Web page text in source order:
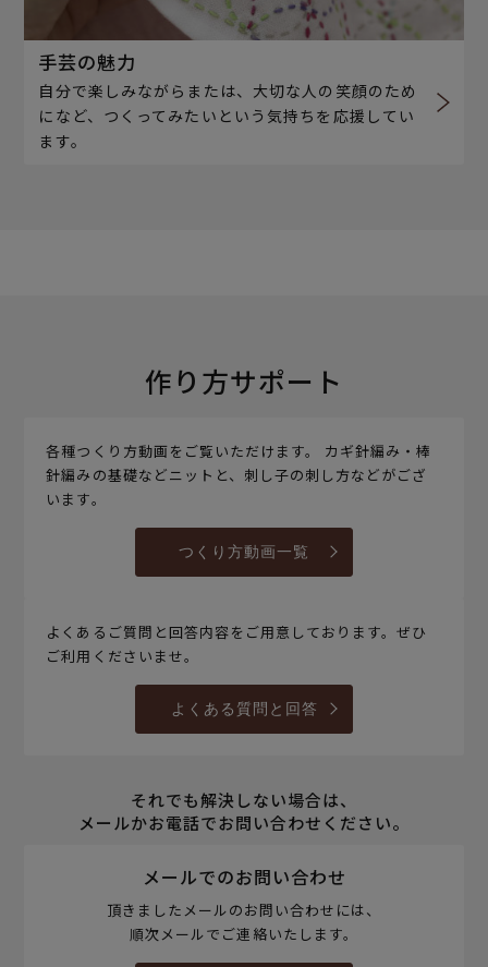
手芸の魅力
自分で楽しみながらまたは、大切な人の笑顔のため
になど、つくってみたいという気持ちを応援してい
ます。
作り方サポート
各種つくり方動画をご覧いただけます。 カギ針編み・棒
針編みの基礎などニットと、刺し子の刺し方などがござ
います。
つくり方動画一覧
よくあるご質問と回答内容をご用意しております。ぜひ
ご利用くださいませ。
よくある質問と回答
それでも解決しない場合は、
メールかお電話でお問い合わせください。
メールでのお問い合わせ
頂きましたメールのお問い合わせには、
順次メールでご連絡いたします。